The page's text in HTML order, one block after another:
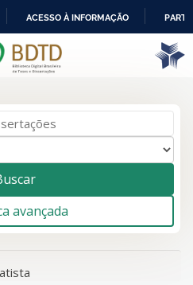
IR
PARA
ACESSO À INFORMAÇÃO
1para a busca '
avançada